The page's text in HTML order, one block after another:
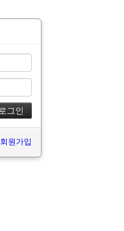
회원가입